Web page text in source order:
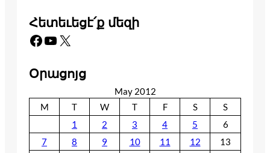
Հետեւեցէ՛ք մեզի
Facebook YouTube X
Օրացոյց
May 2012
M
T W T F S
S
1
2 3 4 5
6
7
8 9 10 11 12
13